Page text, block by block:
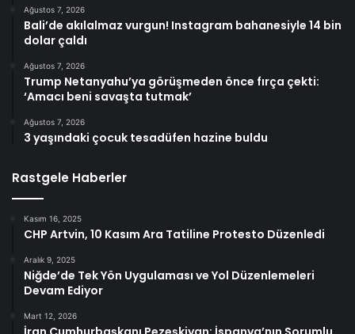
Ağustos 7, 2026
Bali’de akılalmaz vurgun! Instagram bahanesiyle 14 bin
dolar çaldı
Ağustos 7, 2026
Trump Netanyahu’ya görüşmeden önce fırça çekti:
‘Amacı beni savaşta tutmak’
Ağustos 7, 2026
3 yaşındaki çocuk tesadüfen hazine buldu
Rastgele Haberler
Kasım 16, 2025
CHP Artvin, 10 Kasım Ara Tatiline Protesto Düzenledi
Aralık 9, 2025
Niğde’de Tek Yön Uygulaması ve Yol Düzenlemeleri
Devam Ediyor
Mart 12, 2026